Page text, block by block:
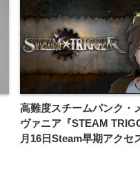
高難度スチームパンク・
ヴァニア『STEAM
月16日Steam早期アクセ